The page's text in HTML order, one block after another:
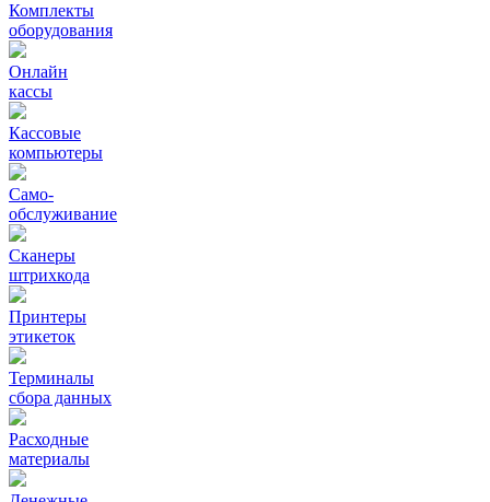
Комплекты
оборудования
Онлайн
кассы
Кассовые
компьютеры
Само-
обслуживание
Сканеры
штрихкода
Принтеры
этикеток
Терминалы
сбора данных
Расходные
материалы